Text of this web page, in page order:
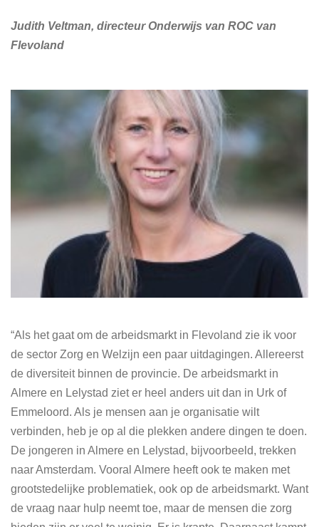
Judith Veltman, directeur Onderwijs van ROC van
Flevoland
“Als het gaat om de arbeidsmarkt in Flevoland zie ik voor
de sector Zorg en Welzijn een paar uitdagingen. Allereerst
de diversiteit binnen de provincie. De arbeidsmarkt in
Almere en Lelystad ziet er heel anders uit dan in Urk of
Emmeloord. Als je mensen aan je organisatie wilt
verbinden, heb je op al die plekken andere dingen te doen.
De jongeren in Almere en Lelystad, bijvoorbeeld, trekken
naar Amsterdam. Vooral Almere heeft ook te maken met
grootstedelijke problematiek, ook op de arbeidsmarkt. Want
de vraag naar hulp neemt toe, maar de mensen die zorg